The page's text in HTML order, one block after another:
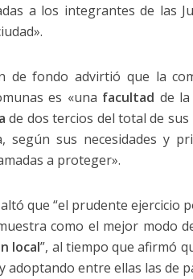
a los integrantes de las
de fondo advirtió que la
es «una facultad de
de dos tercios del total de
según sus necesidades y
a proteger».
que “el prudente ejercicio
como el mejor modo
local”, al tiempo que afirmó
adoptando entre ellas las de